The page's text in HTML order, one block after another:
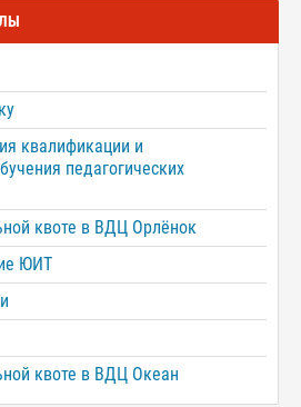
квалификации и
педагогических
квоте в ВДЦ Орлёнок
ЮИТ
квоте в ВДЦ Океан